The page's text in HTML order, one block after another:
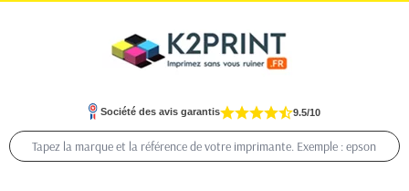
Société des avis garantis 9.5/10